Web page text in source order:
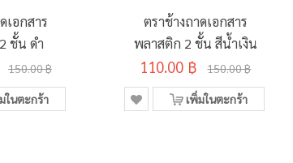
เอกสาร
ชั้น ดำ
150.00 ฿
ในตะกร้า
ตราช้างถาดเอกสาร
พลาสติก 2 ชั้น สีน้ำเงิน
110.00 ฿ 150.00 ฿
เพิ่มในตะกร้า